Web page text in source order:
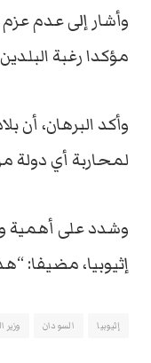
وأشار إلى عدم
مؤكدا رغبة
وأكد البرهان، أن
لمحاربة أي دولة
وشدد على أهمية
إثيوبيا، مضيفا:
إثيوبيا السودان وزير